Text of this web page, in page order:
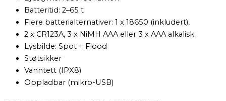
Batteritid: 2–65 t
Flere batterialternativer: 1 x 18650 (inkludert),
2 x CR123A, 3 x NiMH AAA eller 3 x AAA alkalisk
Lysbilde: Spot + Flood
Støtsikker
Vanntett (IPX8)
Oppladbar (mikro-USB)